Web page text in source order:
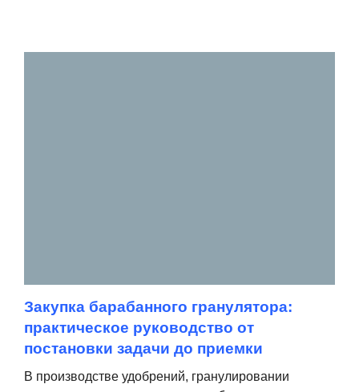
Закупка барабанного гранулятора:
практическое руководство от
постановки задачи до приемки
В производстве удобрений, гранулировании